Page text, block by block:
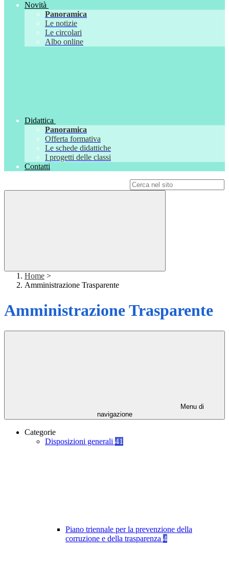
Novità
Panoramica
Le notizie
Le circolari
Albo online
Didattica
Panoramica
Offerta formativa
Le schede didattiche
I progetti delle classi
Contatti
Home >
Amministrazione Trasparente
Amministrazione Trasparente
Menu di
navigazione
Categorie
Disposizioni generali 41
Piano triennale per la prevenzione della
corruzione e della trasparenza 4